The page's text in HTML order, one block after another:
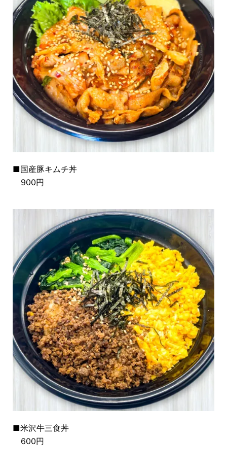
■国産豚キムチ丼
900円
■米沢牛三食丼
600円